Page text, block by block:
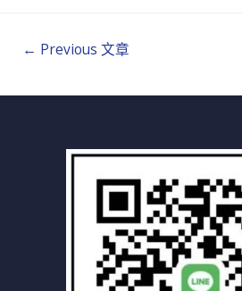
← Previous 文章